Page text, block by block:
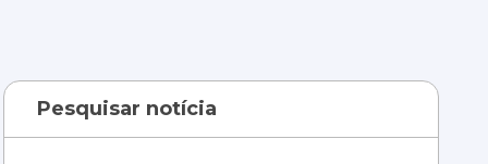
Pesquisar notícia